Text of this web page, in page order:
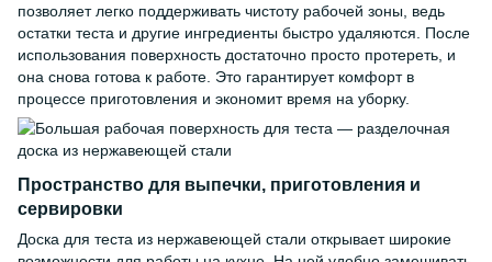
позволяет легко поддерживать чистоту рабочей зоны, ведь
остатки теста и другие ингредиенты быстро удаляются. После
использования поверхность достаточно просто протереть, и
она снова готова к работе. Это гарантирует комфорт в
процессе приготовления и экономит время на уборку.
Пространство для выпечки, приготовления и
сервировки
Доска для теста из нержавеющей стали открывает широкие